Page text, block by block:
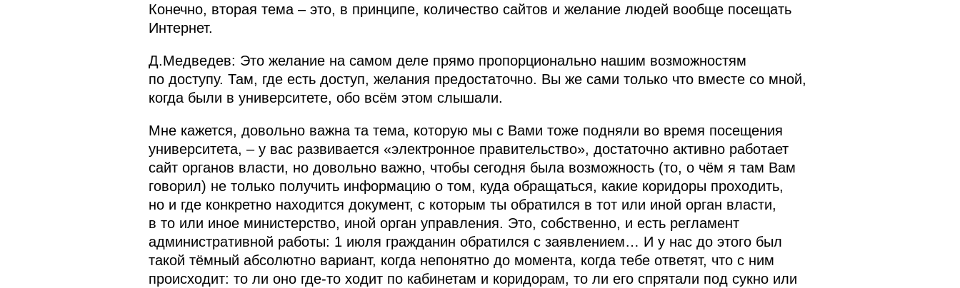
Конечно, вторая тема – это, в принципе, количество сайтов и желание людей вообще посещать
Интернет.
Д.Медведев: Это желание на самом деле прямо пропорционально нашим возможностям
по доступу. Там, где есть доступ, желания предостаточно. Вы же сами только что вместе со мной,
когда были в университете, обо всём этом слышали.
Мне кажется, довольно важна та тема, которую мы с Вами тоже подняли во время посещения
университета, – у вас развивается «электронное правительство», достаточно активно работает
сайт органов власти, но довольно важно, чтобы сегодня была возможность (то, о чём я там Вам
говорил) не только получить информацию о том, куда обращаться, какие коридоры проходить,
но и где конкретно находится документ, с которым ты обратился в тот или иной орган власти,
в то или иное министерство, иной орган управления. Это, собственно, и есть регламент
административной работы: 1 июля гражданин обратился с заявлением… И у нас до этого был
такой тёмный абсолютно вариант, когда непонятно до момента, когда тебе ответят, что с ним
происходит: то ли оно где‑то ходит по кабинетам и коридорам, то ли его спрятали под сукно или